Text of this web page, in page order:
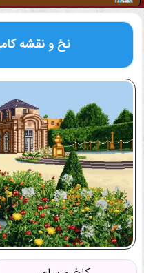
نخ و نقشه